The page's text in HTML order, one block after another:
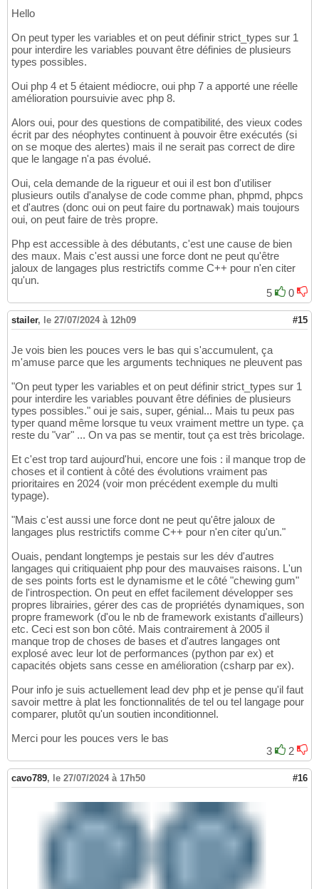
Hello
On peut typer les variables et on peut définir strict_types sur 1
pour interdire les variables pouvant être définies de plusieurs
types possibles.
Oui php 4 et 5 étaient médiocre, oui php 7 a apporté une réelle
amélioration poursuivie avec php 8.
Alors oui, pour des questions de compatibilité, des vieux codes
écrit par des néophytes continuent à pouvoir être exécutés (si
on se moque des alertes) mais il ne serait pas correct de dire
que le langage n'a pas évolué.
Oui, cela demande de la rigueur et oui il est bon d'utiliser
plusieurs outils d'analyse de code comme phan, phpmd, phpcs
et d'autres (donc oui on peut faire du portnawak) mais toujours
oui, on peut faire de très propre.
Php est accessible à des débutants, c'est une cause de bien
des maux. Mais c'est aussi une force dont ne peut qu'être
jaloux de langages plus restrictifs comme C++ pour n'en citer
qu'un.
5
0
stailer, le 27/07/2024 à 12h09 #15
Je vois bien les pouces vers le bas qui s'accumulent, ça
m'amuse parce que les arguments techniques ne pleuvent pas
"On peut typer les variables et on peut définir strict_types sur 1
pour interdire les variables pouvant être définies de plusieurs
types possibles." oui je sais, super, génial... Mais tu peux pas
typer quand même lorsque tu veux vraiment mettre un type. ça
reste du "var" ... On va pas se mentir, tout ça est très bricolage.
Et c'est trop tard aujourd'hui, encore une fois : il manque trop de
choses et il contient à côté des évolutions vraiment pas
prioritaires en 2024 (voir mon précédent exemple du multi
typage).
"Mais c'est aussi une force dont ne peut qu'être jaloux de
langages plus restrictifs comme C++ pour n'en citer qu'un."
Ouais, pendant longtemps je pestais sur les dév d'autres
langages qui critiquaient php pour des mauvaises raisons. L'un
de ses points forts est le dynamisme et le côté "chewing gum"
de l'introspection. On peut en effet facilement développer ses
propres librairies, gérer des cas de propriétés dynamiques, son
propre framework (d'ou le nb de framework existants d'ailleurs)
etc. Ceci est son bon côté. Mais contrairement à 2005 il
manque trop de choses de bases et d'autres langages ont
explosé avec leur lot de performances (python par ex) et
capacités objets sans cesse en amélioration (csharp par ex).
Pour info je suis actuellement lead dev php et je pense qu'il faut
savoir mettre à plat les fonctionnalités de tel ou tel langage pour
comparer, plutôt qu'un soutien inconditionnel.
Merci pour les pouces vers le bas
3
2
cavo789, le 27/07/2024 à 17h50 #16